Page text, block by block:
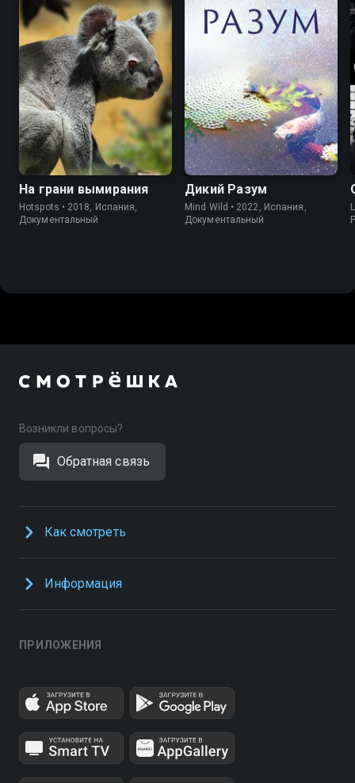
На грани вымирания
Hotspots • 2018, Испания,
Документальный
Дикий Разум
Mind Wild • 2022, Испания,
Документальный
Возникли вопросы?
Обратная связь
Как смотреть
Информация
ПРИЛОЖЕНИЯ